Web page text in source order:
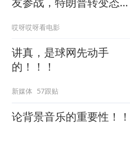
哎呀哎呀看电影
讲真，是球网先动手
的！！！
新媒体 57跟贴
论背景音乐的重要性！！